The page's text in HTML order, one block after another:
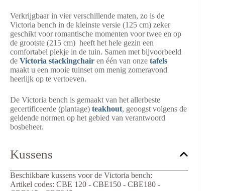
Verkrijgbaar in vier verschillende maten, zo is de
Victoria bench in de kleinste versie (125 cm) zeker
geschikt voor romantische momenten voor twee en op
de grootste (215 cm) heeft het hele gezin een
comfortabel plekje in de tuin. Samen met bijvoorbeeld
de Victoria stackingchair en één van onze tafels
maakt u een mooie tuinset om menig zomeravond
heerlijk op te vertoeven.
De Victoria bench is gemaakt van het allerbeste
gecertificeerde (plantage) teakhout, geoogst volgens de
geldende normen op het gebied van verantwoord
bosbeheer.
Kussens
Beschikbare kussens voor de Victoria bench:
Artikel codes: CBE 120 - CBE150 - CBE180 -